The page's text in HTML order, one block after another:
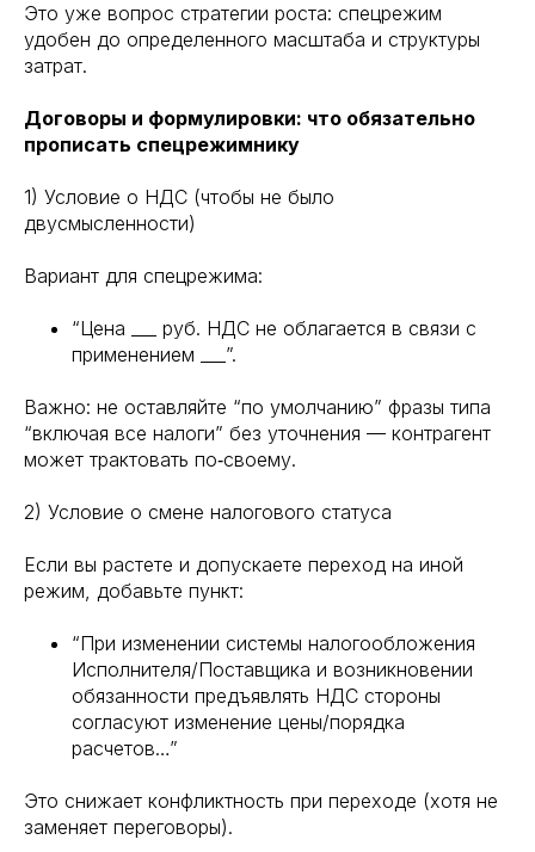
Это уже вопрос стратегии роста: спецрежим
удобен до определенного масштаба и структуры
затрат.
Договоры и формулировки: что обязательно
прописать спецрежимнику
1) Условие о НДС (чтобы не было
двусмысленности)
Вариант для спецрежима:
“Цена ___ руб. НДС не облагается в связи с
применением ___”.
Важно: не оставляйте “по умолчанию” фразы типа
“включая все налоги” без уточнения — контрагент
может трактовать по‑своему.
2) Условие о смене налогового статуса
Если вы растете и допускаете переход на иной
режим, добавьте пункт:
“При изменении системы налогообложения
Исполнителя/Поставщика и возникновении
обязанности предъявлять НДС стороны
согласуют изменение цены/порядка
расчетов…”
Это снижает конфликтность при переходе (хотя не
заменяет переговоры).